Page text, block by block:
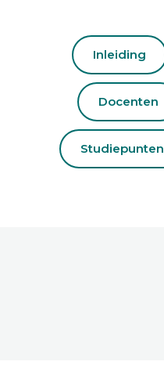
Inleiding
Docenten
Studiepunten